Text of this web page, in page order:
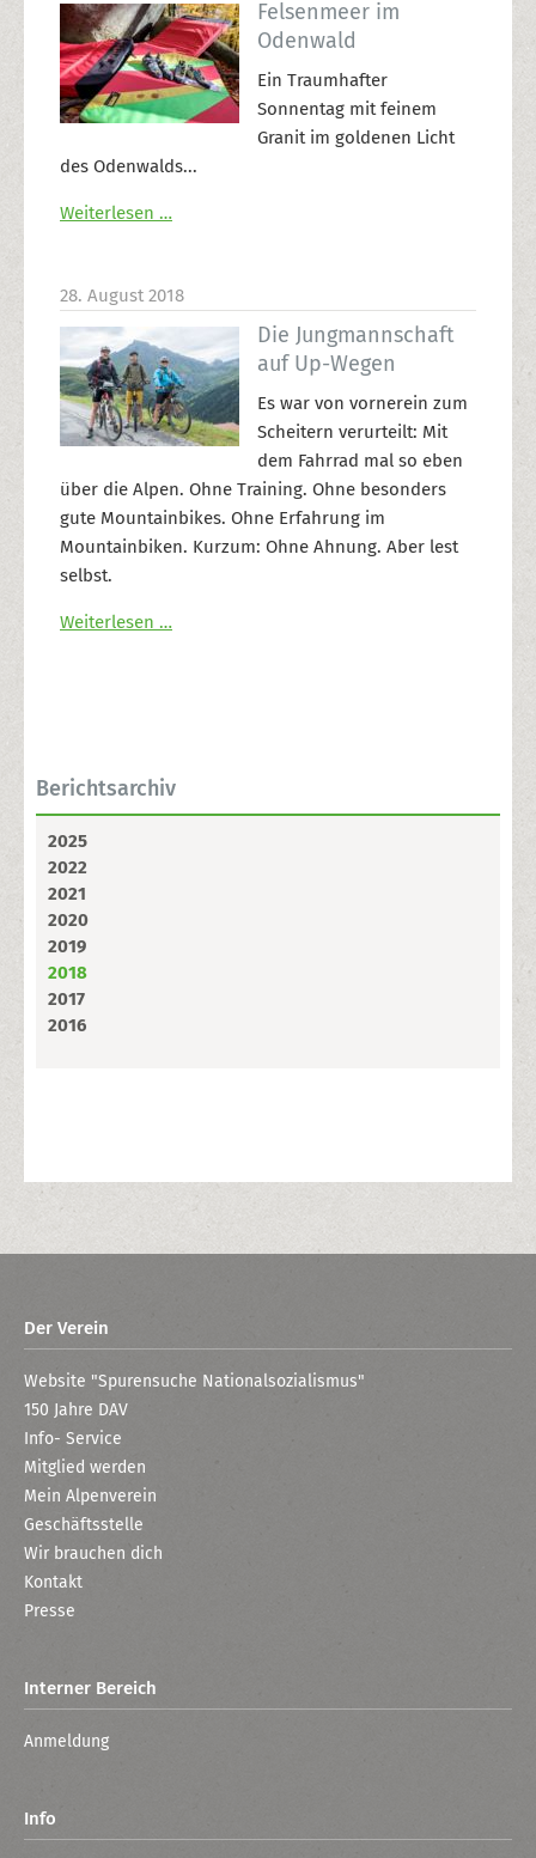
Felsenmeer im
Odenwald
Ein Traumhafter
Sonnentag mit feinem
Granit im goldenen Licht
des Odenwalds...
Weiterlesen …
28. August 2018
Die Jungmannschaft
auf Up-Wegen
Es war von vornerein zum
Scheitern verurteilt: Mit
dem Fahrrad mal so eben
über die Alpen. Ohne Training. Ohne besonders
gute Mountainbikes. Ohne Erfahrung im
Mountainbiken. Kurzum: Ohne Ahnung. Aber lest
selbst.
Weiterlesen …
Berichtsarchiv
2025
2022
2021
2020
2019
2018
2017
2016
Der Verein
Website "Spurensuche Nationalsozialismus"
150 Jahre DAV
Info- Service
Mitglied werden
Mein Alpenverein
Geschäftsstelle
Wir brauchen dich
Kontakt
Presse
Interner Bereich
Anmeldung
Info